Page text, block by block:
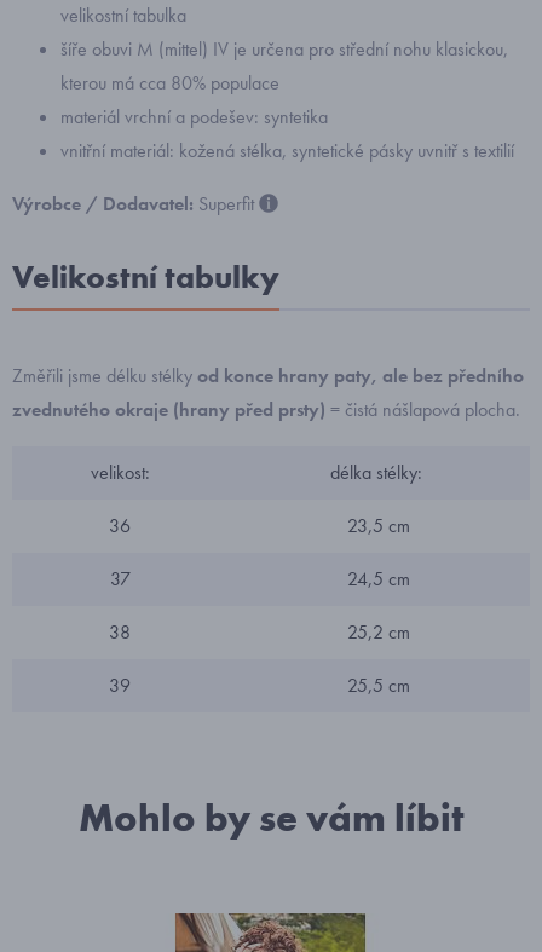
velikostní tabulka
šíře obuvi M (mittel) IV je určena pro střední nohu klasickou,
kterou má cca 80% populace
materiál vrchní a podešev: syntetika
vnitřní materiál: kožená stélka, syntetické pásky uvnitř s textilií
Výrobce / Dodavatel: Superfit
Velikostní tabulky
Změřili jsme délku stélkyod konce hrany paty, ale bez předního
zvednutého okraje (hrany před prsty) = čistá nášlapová plocha.
velikost: délka stélky:
36 23,5 cm
37 24,5 cm
38 25,2 cm
39 25,5 cm
Mohlo by se vám líbit